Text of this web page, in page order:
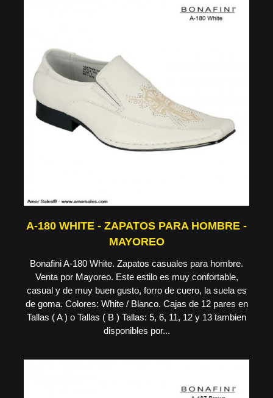
A-180 WHITE - ZAPATOS PARA HOMBRE -
MAYOREO
Bonafini A-180 White. Zapatos casuales para hombre.
Venta por Mayoreo. Este estilo es muy confortable,
casual y de muy buen gusto, forro de cuero, la suela es
de goma. Colores: White / Blanco. Cajas de 12 pares en
Tallas ( A ) o Tallas ( B ) Tallas: 5, 6, 11, 12 y 13 tambien
disponibles por...